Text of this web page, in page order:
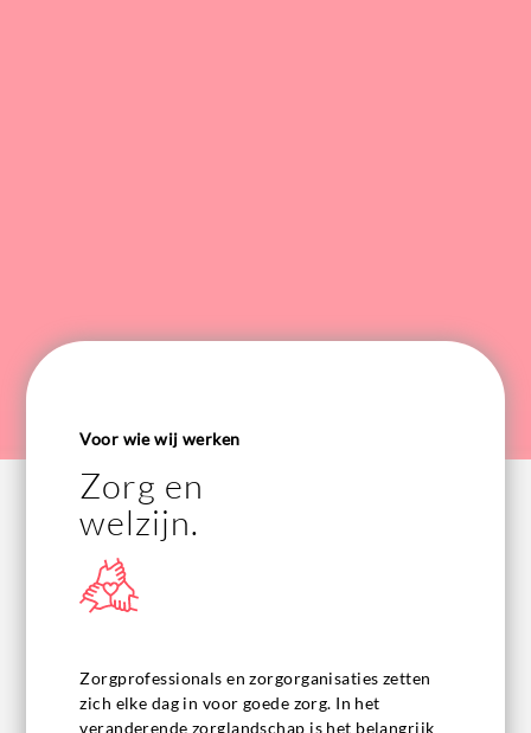
Voor wie wij werken
Zorg en
welzijn.
Zorgprofessionals en zorgorganisaties zetten
zich elke dag in voor goede zorg. In het
veranderende zorglandschap is het belangrijk